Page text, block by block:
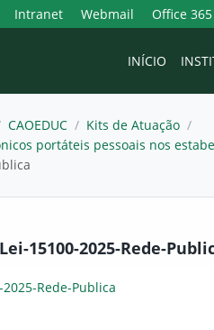
Intranet Webmail Office 365
INÍCIO
CAOEDUC / Kits de Atuação /
portáteis pessoais nos
15100-2025-Rede-
Rede-Publica